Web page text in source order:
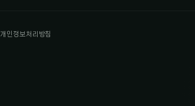
개인정보처리방침